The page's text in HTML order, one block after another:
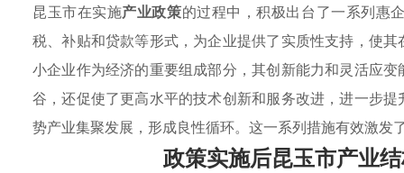
昆玉市在实施产业政策的过程中，积极出台了一系列惠
税、补贴和贷款等形式，为企业提供了实质性支持，使
小企业作为经济的重要组成部分，其创新能力和灵活应
谷，还促使了更高水平的技术创新和服务改进，进一步
势产业集聚发展，形成良性循环。这一系列措施有效激
政策实施后昆玉市产业